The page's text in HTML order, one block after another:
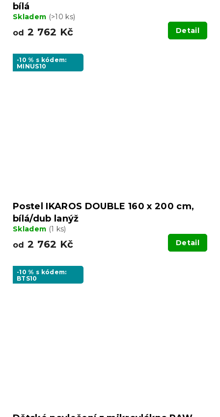
bílá
Skladem (>10 ks)
od 2 762 Kč Detail
-10 % s kódem:
MINUS10
Postel IKAROS DOUBLE 160 x 200 cm,
bílá/dub lanýž
Skladem (1 ks)
od 2 762 Kč Detail
-10 % s kódem:
BTS10